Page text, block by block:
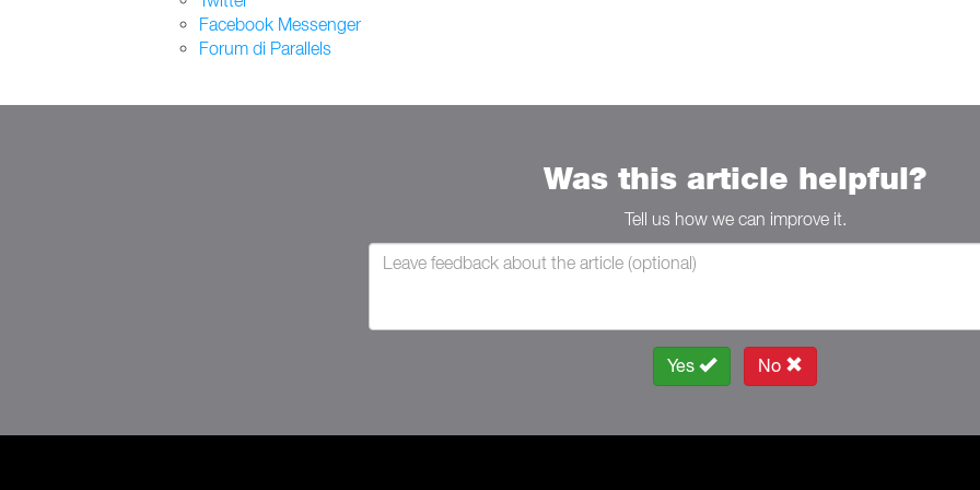
Facebook Messenger
Forum di Parallels
Was this article helpful?
Tell us how we can improve it.
Yes No